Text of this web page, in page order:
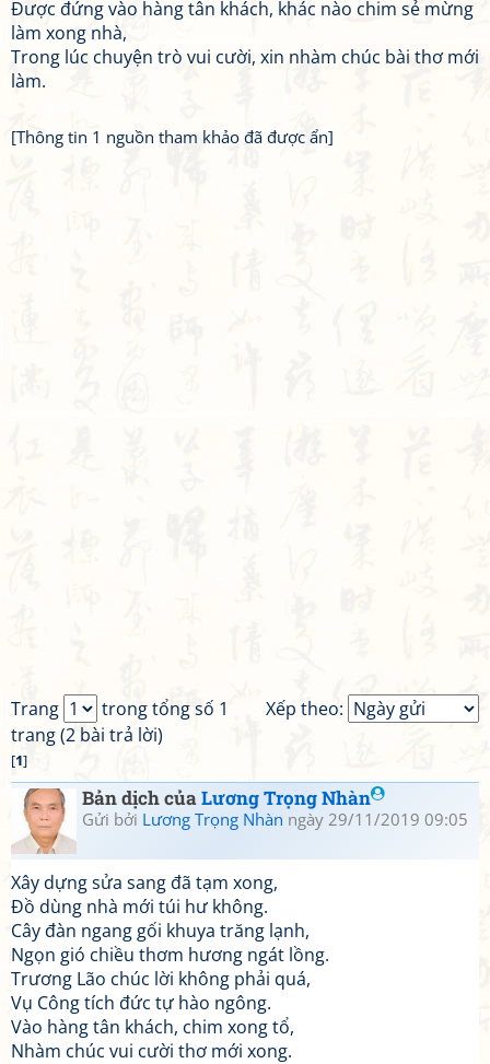
Được đứng vào hàng tân khách, khác nào chim sẻ mừng
làm xong nhà,
Trong lúc chuyện trò vui cười, xin nhàm chúc bài thơ mới
làm.
[Thông tin 1 nguồn tham khảo đã được ẩn]
Xếp theo:
Trang
trong tổng số 1
trang (2 bài trả lời)
[1]
Bản dịch củaLương Trọng Nhàn
Gửi bởi Lương Trọng Nhàn ngày 29/11/2019 09:05
Xây dựng sửa sang đã tạm xong,
Đồ dùng nhà mới túi hư không.
Cây đàn ngang gối khuya trăng lạnh,
Ngọn gió chiều thơm hương ngát lồng.
Trương Lão chúc lời không phải quá,
Vụ Công tích đức tự hào ngông.
Vào hàng tân khách, chim xong tổ,
Nhàm chúc vui cười thơ mới xong.